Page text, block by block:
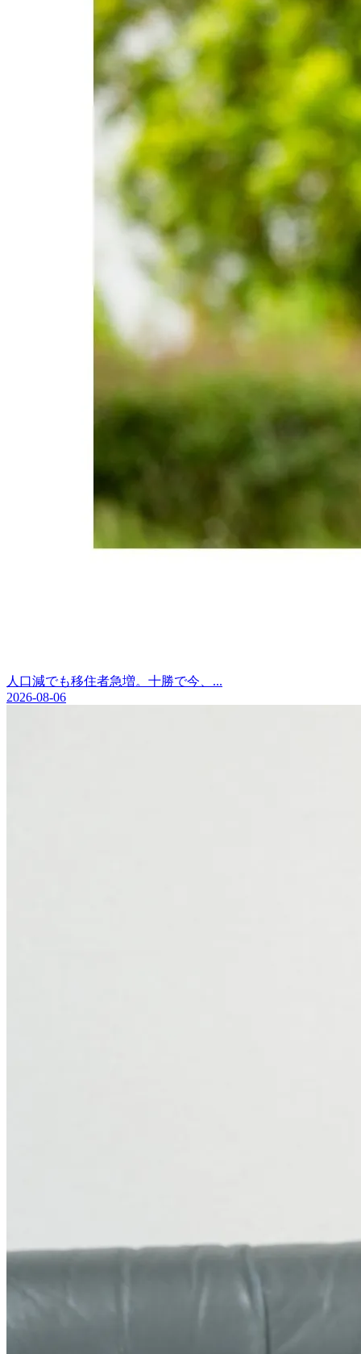
人口減でも移住者急増。十勝で今、...
2026-08-06